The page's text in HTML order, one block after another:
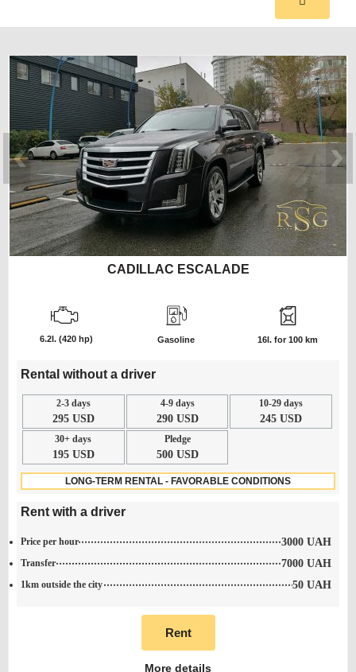
CADILLAC ESCALADE
6.2l. (420 hp) Gasoline 16l. for 100 km
Rental without a driver
2-3 days
295 USD
4-9 days
290 USD
10-29 days
245 USD
30+ days
195 USD
Pledge
500 USD
LONG-TERM RENTAL - FAVORABLE CONDITIONS
Rent with a driver
Price per hour 3000 UAH
Transfer 7000 UAH
1km outside the city 50 UAH
Rent
More details